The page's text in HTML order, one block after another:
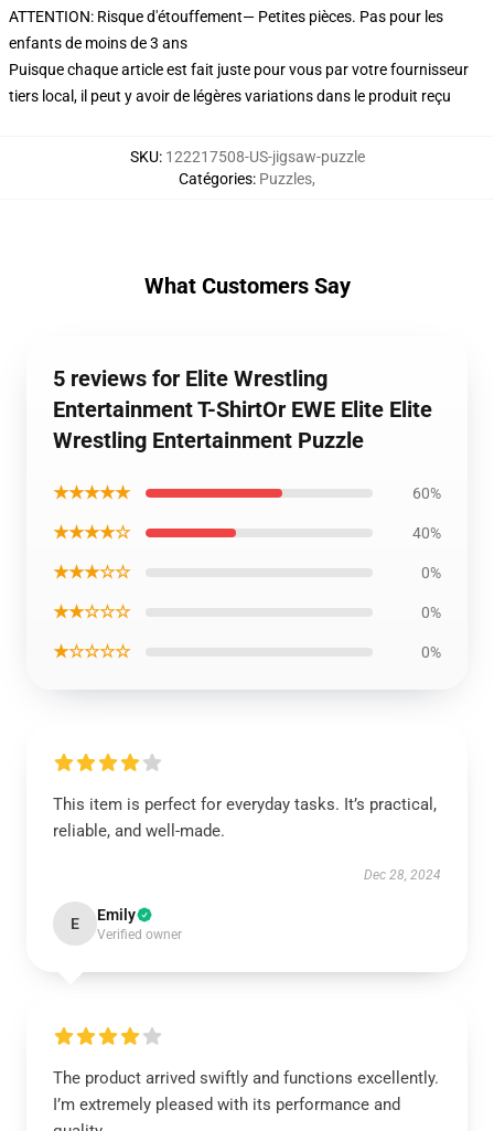
ATTENTION: Risque d'étouffement— Petites pièces. Pas pour les
enfants de moins de 3 ans
Puisque chaque article est fait juste pour vous par votre fournisseur
tiers local, il peut y avoir de légères variations dans le produit reçu
SKU: 122217508-US-jigsaw-puzzle
Catégories: Puzzles,
What Customers Say
5 reviews for Elite Wrestling
Entertainment T-ShirtOr EWE Elite Elite
Wrestling Entertainment Puzzle
★★★★★ 60%
★★★★☆ 40%
★★★☆☆ 0%
★★☆☆☆ 0%
★☆☆☆☆ 0%
This item is perfect for everyday tasks. It’s practical,
reliable, and well-made.
Dec 28, 2024
E Emily
Verified owner
The product arrived swiftly and functions excellently.
I’m extremely pleased with its performance and